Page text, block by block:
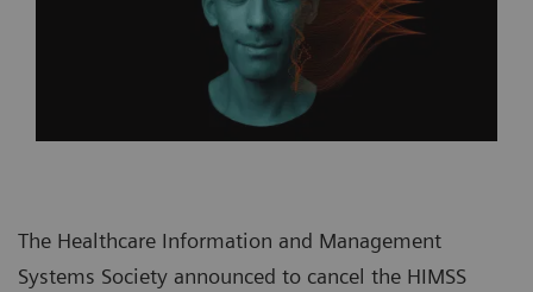
The Healthcare Information and Management
Systems Society announced to cancel the HIMSS